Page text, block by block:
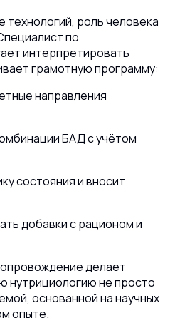
технологий, роль человека
по
интерпретировать
грамотную программу:
направления
БАД с учётом
состояния и вносит
добавки с рационом и
делает
нутрициологию не просто
основанной на научных
опыте.